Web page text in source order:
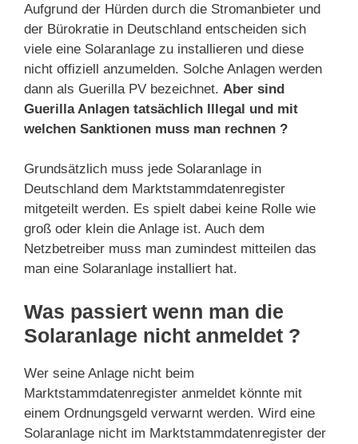
Aufgrund der Hürden durch die Stromanbieter und
der Bürokratie in Deutschland entscheiden sich
viele eine Solaranlage zu installieren und diese
nicht offiziell anzumelden. Solche Anlagen werden
dann als Guerilla PV bezeichnet. Aber sind
Guerilla Anlagen tatsächlich Illegal und mit
welchen Sanktionen muss man rechnen ?
Grundsätzlich muss jede Solaranlage in
Deutschland dem Marktstammdatenregister
mitgeteilt werden. Es spielt dabei keine Rolle wie
groß oder klein die Anlage ist. Auch dem
Netzbetreiber muss man zumindest mitteilen das
man eine Solaranlage installiert hat.
Was passiert wenn man die
Solaranlage nicht anmeldet ?
Wer seine Anlage nicht beim
Marktstammdatenregister anmeldet könnte mit
einem Ordnungsgeld verwarnt werden. Wird eine
Solaranlage nicht im Marktstammdatenregister der